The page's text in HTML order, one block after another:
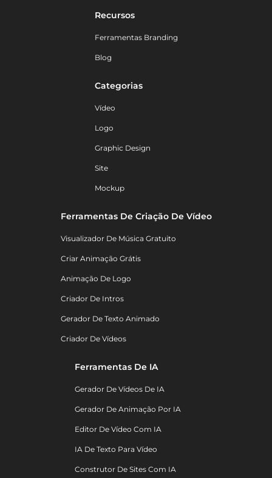
Recursos
Ferramentas Branding
Blog
Categorias
Vídeo
Logo
Graphic Design
Site
Mockup
Ferramentas De Criação De Vídeo
Visualizador De Música Gratuito
Criar Animação Grátis
Animação De Logo
Criador De Intros
Gerador De Texto Animado
Criador De Vídeos
Ferramentas De IA
Gerador De Vídeos De IA
Gerador De Animação Por IA
Editor De Vídeo Com IA
IA De Texto Para Vídeo
Construtor De Sites Com IA